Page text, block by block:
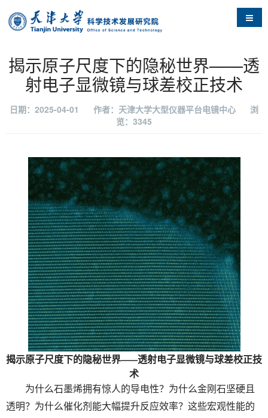
导航
揭示原子尺度下的隐秘世界——透
射电子显微镜与球差校正技术
日期：2025-04-01 作者：天津大学大型仪器平台电镜中心
浏
览： 3345
揭示原子尺度下的隐秘世界——透射电子显微镜与球差校正技
术
为什么石墨烯拥有惊人的导电性？为什么金刚石坚硬且
透明？为什么催化剂能大幅提升反应效率？这些宏观性能的